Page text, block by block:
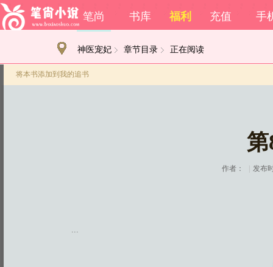
笔尚 书库 福利 充值 手
神医宠妃 章节目录 正在阅读
将本书添加到我的追书
作者： 发布
...